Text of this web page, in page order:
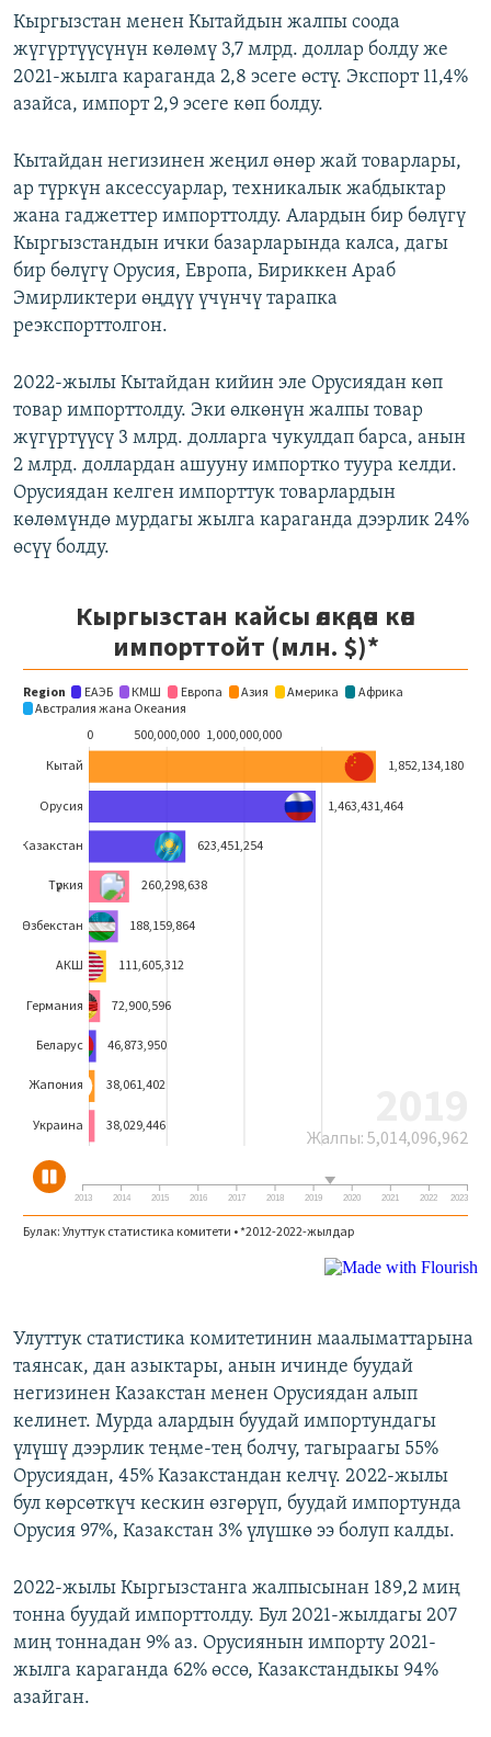
Кыргызстан менен Кытайдын жалпы соода
жүгүртүүсүнүн көлөмү 3,7 млрд. доллар болду же
2021-жылга караганда 2,8 эсеге өстү. Экспорт 11,4%
азайса, импорт 2,9 эсеге көп болду.
Кытайдан негизинен жеңил өнөр жай товарлары,
ар түркүн аксессуарлар, техникалык жабдыктар
жана гаджеттер импорттолду. Алардын бир бөлүгү
Кыргызстандын ички базарларында калса, дагы
бир бөлүгү Орусия, Европа, Бириккен Араб
Эмирликтери өңдүү үчүнчү тарапка
реэкспорттолгон.
2022-жылы Кытайдан кийин эле Орусиядан көп
товар импорттолду. Эки өлкөнүн жалпы товар
жүгүртүүсү 3 млрд. долларга чукулдап барса, анын
2 млрд. доллардан ашууну импортко туура келди.
Орусиядан келген импорттук товарлардын
көлөмүндө мурдагы жылга караганда дээрлик 24%
өсүү болду.
Улуттук статистика комитетинин маалыматтарына
таянсак, дан азыктары, анын ичинде буудай
негизинен Казакстан менен Орусиядан алып
келинет. Мурда алардын буудай импортундагы
үлүшү дээрлик теңме-тең болчу, тагыраагы 55%
Орусиядан, 45% Казакстандан келчү. 2022-жылы
бул көрсөткүч кескин өзгөрүп, буудай импортунда
Орусия 97%, Казакстан 3% үлүшкө ээ болуп калды.
2022-жылы Кыргызстанга жалпысынан 189,2 миң
тонна буудай импорттолду. Бул 2021-жылдагы 207
миң тоннадан 9% аз. Орусиянын импорту 2021-
жылга караганда 62% өссө, Казакстандыкы 94%
азайган.